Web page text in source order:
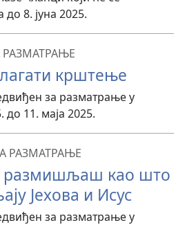
до 8. јуна 2025.
РАЗМАТРАЊЕ
крштење
за разматрање у
11. маја 2025.
РАЗМАТРАЊЕ
размишљаш као што
Јехова и Исус
за разматрање у